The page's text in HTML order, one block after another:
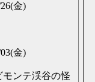
26(金)
03(金)
ンテ渓谷の怪